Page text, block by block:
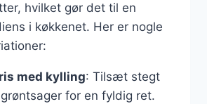
hvilket gør det til en
i køkkenet. Her er nogle
med kylling: Tilsæt stegt
for en fyldig ret.